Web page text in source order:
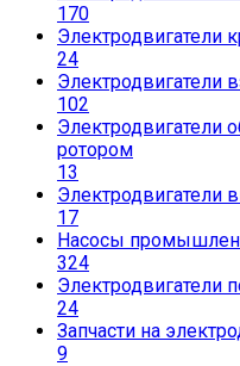
170
Электродвигатели
24
102
ротором
13
Электродвигатели
17
Насосы
324
Электродвигатели
24
Запчасти на
9